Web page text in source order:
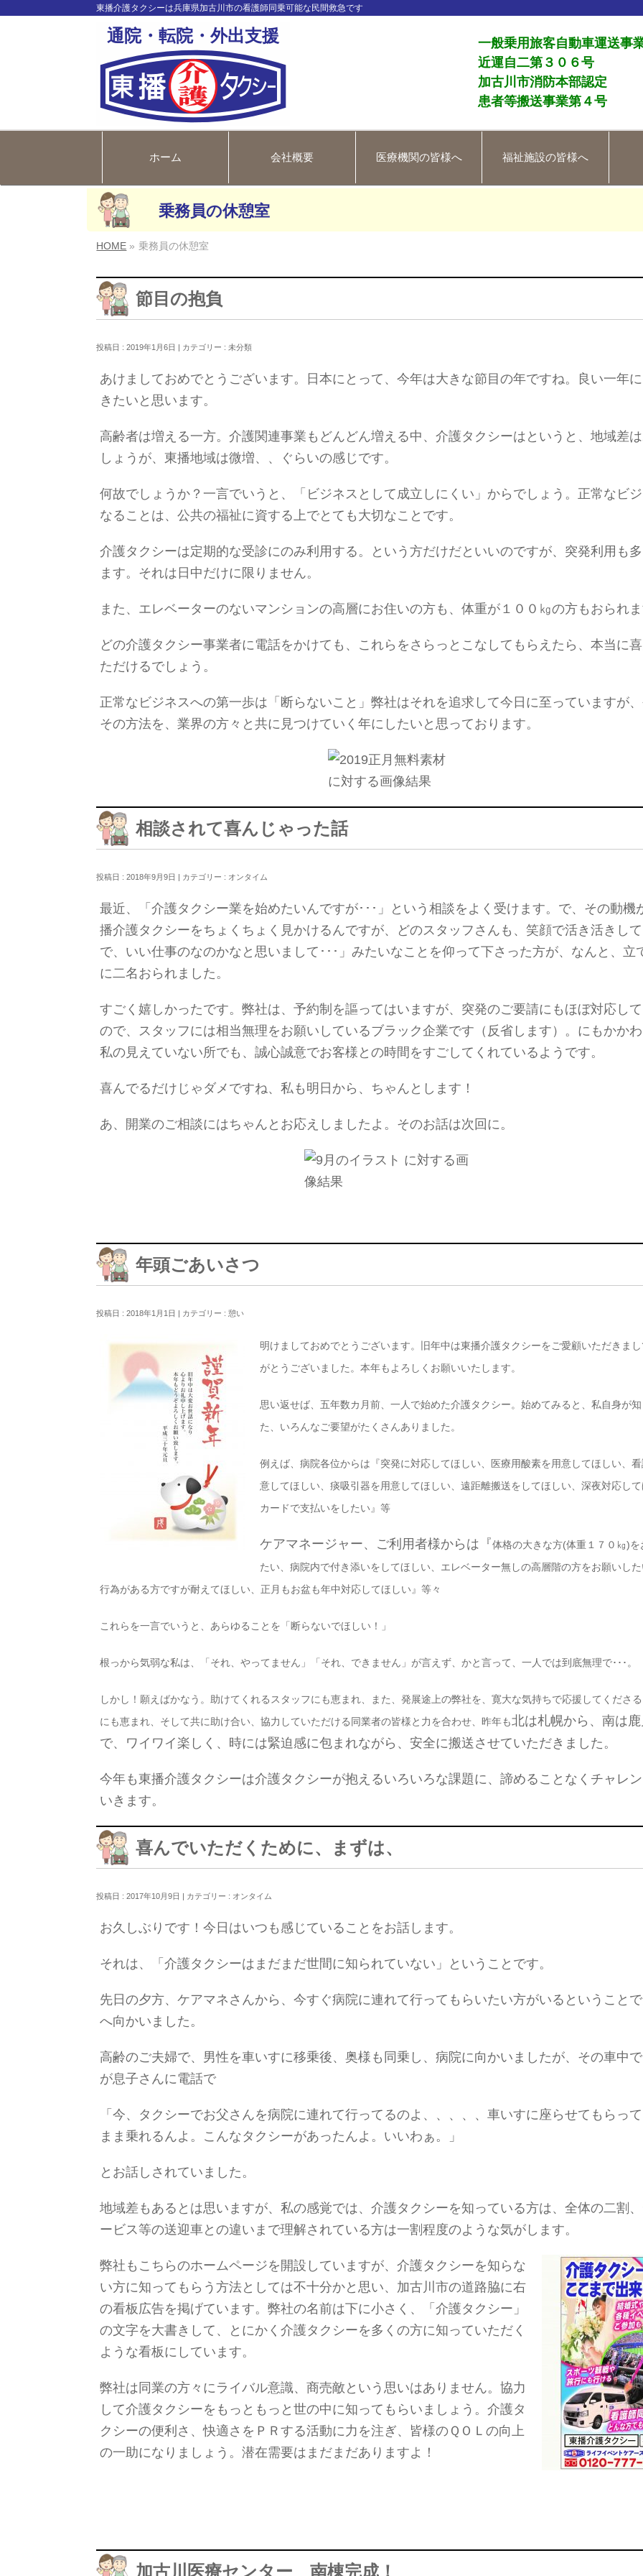
東播介護タクシーは兵庫県加古川市の看護師同乗可能な民間救急です
通院・転院・外出支援
一般乗用旅客自動車運送事
近運自二第３０６号
加古川市消防本部認定
患者等搬送事業第４号
ホーム 会社概要 医療機関の皆様へ 福祉施設の皆様へ
乗務員の休憩室
HOME » 乗務員の休憩室
節目の抱負
投稿日 : 2019年1月6日 | カテゴリー :未分類
あけましておめでとうございます。日本にとって、今年は大きな節目の年ですね。良い一年
きたいと思います。
高齢者は増える一方。介護関連事業もどんどん増える中、介護タクシーはというと、地域差
しょうが、東播地域は微増、、ぐらいの感じです。
何故でしょうか？一言でいうと、「ビジネスとして成立しにくい」からでしょう。正常なビジ
なることは、公共の福祉に資する上でとても大切なことです。
介護タクシーは定期的な受診にのみ利用する。という方だけだといいのですが、突発利用も多
ます。それは日中だけに限りません。
また、エレベーターのないマンションの高層にお住いの方も、体重が１００㎏の方もおられま
どの介護タクシー事業者に電話をかけても、これらをさらっとこなしてもらえたら、本当に
ただけるでしょう。
正常なビジネスへの第一歩は「断らないこと」弊社はそれを追求して今日に至っていますが
その方法を、業界の方々と共に見つけていく年にしたいと思っております。
相談されて喜んじゃった話
投稿日 : 2018年9月9日 | カテゴリー : オンタイム
最近、「介護タクシー業を始めたいんですが･･･」という相談をよく受けます。で、その動機
播介護タクシーをちょくちょく見かけるんですが、どのスタッフさんも、笑顔で活き活きし
で、いい仕事のなのかなと思いまして･･･」みたいなことを仰って下さった方が、なんと、立
に二名おられました。
すごく嬉しかったです。弊社は、予約制を謳ってはいますが、突発のご要請にもほぼ対応し
ので、スタッフには相当無理をお願いしているブラック企業です（反省します）。にもかかわ
私の見えていない所でも、誠心誠意でお客様との時間をすごしてくれているようです。
喜んでるだけじゃダメですね、私も明日から、ちゃんとします！
あ、開業のご相談にはちゃんとお応えしましたよ。そのお話は次回に。
年頭ごあいさつ
投稿日 : 2018年1月1日 | カテゴリー :憩い
明けましておめでとうございます。旧年中は東播介護タクシーをご愛顧いただきまし
がとうございました。本年もよろしくお願いいたします。
思い返せば、五年数カ月前、一人で始めた介護タクシー。始めてみると、私自身が知
た、いろんなご要望がたくさんありました 。
例えば、病院各位からは『突発に対応してほしい、医療用酸素を用意してほしい、看
意してほしい、痰吸引器を用意してほしい、遠距離搬送をしてほしい、深夜対応して
カードで支払いをしたい』等
ケアマネージャー、ご利用者様からは『体格の大きな方(体重１７０㎏)を
たい、病院内で付き添いをしてほしい、エレベーター無しの高層階の方をお願いした
行為がある方ですが耐えてほしい、正月もお盆も年中対応してほしい』等々
これらを一言でいうと、あらゆることを「断らないでほしい！」
根っから気弱な私は、「それ、やってません」「それ、できません」が言えず、かと言って、一人では到底無理で･･･。
しかし！願えばかなう。助けてくれるスタッフにも恵まれ、また、発展途上の弊社を、寛大な気持ちで応援してくださ
にも恵まれ、そして共に助け合い、協力していただける同業者の皆様と力を合わせ、昨年も北は札幌から、南は鹿
で、ワイワイ楽しく、時には緊迫感に包まれながら、安全に搬送させていただきました。
今年も東播介護タクシーは介護タクシーが抱えるいろいろな課題に、諦めることなくチャレ
いきます。
喜んでいただくために、まずは、
投稿日 : 2017年10月9日 | カテゴリー : オンタイム
お久しぶりです！今日はいつも感じていることをお話します。
それは、「介護タクシーはまだまだ世間に知られていない」ということです。
先日の夕方、ケアマネさんから、今すぐ病院に連れて行ってもらいたい方がいるということ
へ向かいました。
高齢のご夫婦で、男性を車いすに移乗後、奥様も同乗し、病院に向かいましたが、その車中
が息子さんに電話で
「今、タクシーでお父さんを病院に連れて行ってるのよ、、、、、車いすに座らせてもらっ
まま乗れるんよ。こんなタクシーがあったんよ。いいわぁ。」
とお話しされていました。
地域差もあるとは思いますが、私の感覚では、介護タクシーを知っている方は、全体の二割
ービス等の送迎車との違いまで理解されている方は一割程度のような気がします。
弊社もこちらのホームページを開設していますが、介護タクシーを知らな
い方に知ってもらう方法としては不十分かと思い、加古川市の道路脇に右
の看板広告を掲げています。弊社の名前は下に小さく、「介護タクシー」
の文字を大書きして、とにかく介護タクシーを多くの方に知っていただく
ような看板にしています。
弊社は同業の方々にライバル意識、商売敵という思いはありません。協力
して介護タクシーをもっともっと世の中に知ってもらいましょう。介護タ
クシーの便利さ、快適さをＰＲする活動に力を注ぎ、皆様のＱＯＬの向上
の一助になりましょう。潜在需要はまだまだありますよ！
加古川医療センター 南棟完成！